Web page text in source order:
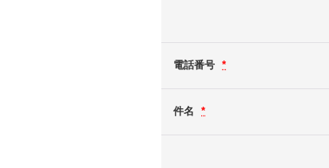
電話番号 *
件名 *